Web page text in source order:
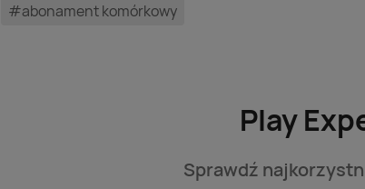
#abonament komórkowy
Play
Sprawdź